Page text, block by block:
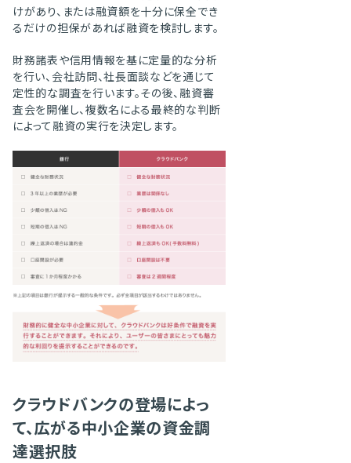
けがあり、または融資額を十分に保全でき
るだけの担保があれば融資を検討します。
財務諸表や信用情報を基に定量的な分析
を行い、会社訪問、社長面談などを通じて
定性的な調査を行います。その後、融資審
査会を開催し、複数名による最終的な判断
によって融資の実行を決定します。
クラウドバンクの登場によっ
て、広がる中小企業の資金調
達選択肢